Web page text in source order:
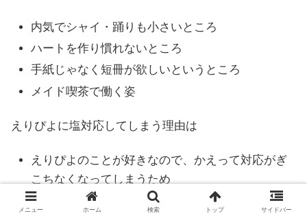
内気でシャイ・踊りも小さいところ
ハートを作り慣れないところ
手紙じゃなく短冊が欲しいというところ
メイド喫茶で働く姿
えりぴよに塩対応してしまう理由は
えりぴよのことが好きなので、かえって対応がぎ
こちなくなってしまうため
舞菜がChamJamで人気がないのは
メニュー ホーム 検索 トップ サイドバー